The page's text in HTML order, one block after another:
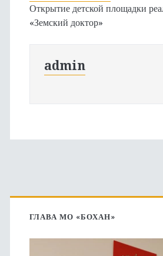
Открытие детской площадки
«Земский доктор»
admin
Основная
боковая
ГЛАВА МО «БОХАН»